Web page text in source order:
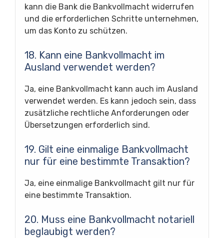
kann die Bank die Bankvollmacht widerrufen
und die erforderlichen Schritte unternehmen,
um das Konto zu schützen.
18. Kann eine Bankvollmacht im
Ausland verwendet werden?
Ja, eine Bankvollmacht kann auch im Ausland
verwendet werden. Es kann jedoch sein, dass
zusätzliche rechtliche Anforderungen oder
Übersetzungen erforderlich sind.
19. Gilt eine einmalige Bankvollmacht
nur für eine bestimmte Transaktion?
Ja, eine einmalige Bankvollmacht gilt nur für
eine bestimmte Transaktion.
20. Muss eine Bankvollmacht notariell
beglaubigt werden?